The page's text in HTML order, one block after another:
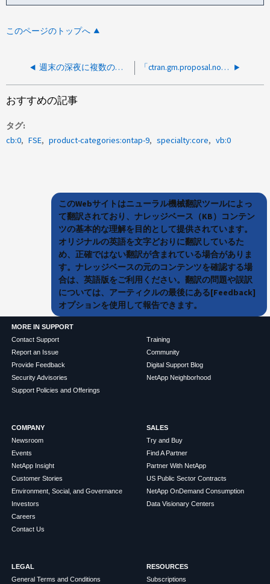
このページのトップへ
週末の深夜に複数のアラートが確認された 「ctran.gm.proposal.no.progress"」というメッセージで複数のイベントが報告されました
おすすめの記事
タグ
cb:0
FSE product-categories:ontap-9 specialty:core vb:0
このWebサイトはニューラル機械翻訳ツールによっ
て翻訳されており、ナレッジベース（KB）コンテン
ツの基本的な理解を目的として提供されています。
オリジナルの英語を文字どおりに翻訳しているた
め、正確ではない翻訳が含まれている場合がありま
す。ナレッジベースの元のコンテンツを確認する場
合は、英語版をご利用ください。翻訳の問題や誤訳
については、アーティクルの最後にある[Feedback]
オプションを使用して報告できます。
MORE IN SUPPORT
Contact Support
Report an Issue
Provide Feedback
Security Advisories
Support Policies and Offerings
Training
Community
Digital Support Blog
NetApp Neighborhood
COMPANY
Newsroom
Events
NetApp Insight
Customer Stories
Environment, Social, and Governance
Investors
Careers
Contact Us
SALES
Try and Buy
Find A Partner
Partner With NetApp
US Public Sector Contracts
NetApp OnDemand Consumption
Data Visionary Centers
LEGAL
General Terms and Conditions
RESOURCES
Subscriptions